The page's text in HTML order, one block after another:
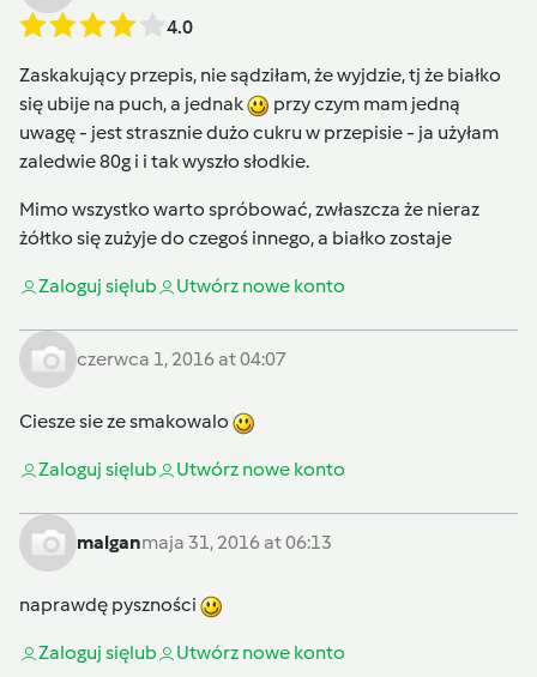
4.0
Zaskakujący przepis, nie sądziłam, że wyjdzie, tj że białko
się ubije na puch, a jednak
przy czym mam jedną
uwagę - jest strasznie dużo cukru w przepisie - ja użyłam
zaledwie 80g i i tak wyszło słodkie.
Mimo wszystko warto spróbować, zwłaszcza że nieraz
żółtko się zużyje do czegoś innego, a białko zostaje
Zaloguj sięlub Utwórz nowe konto
czerwca 1, 2016 at 04:07
Ciesze sie ze smakowalo
Zaloguj sięlub Utwórz nowe konto
malganmaja 31, 2016 at 06:13
naprawdę pyszności
Zaloguj sięlub Utwórz nowe konto